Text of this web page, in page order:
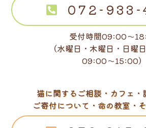
072-933-
受付時間09:00～
（水曜日・木曜日・日曜
09:00～15:00）
猫に関するご相談・カフェ・
ご寄付について・命の教室・